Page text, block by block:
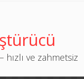
ve zahmetsiz